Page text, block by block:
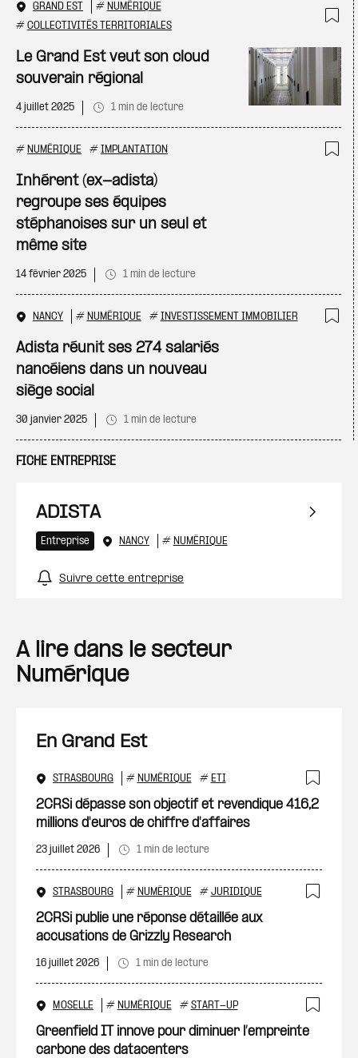
GRAND EST # NUMÉRIQUE
# COLLECTIVITÉS TERRITORIALES
Le Grand Est veut son cloud
souverain régional
4 juillet 2025 1 min de lecture
# NUMÉRIQUE # IMPLANTATION
Inhérent (ex-adista)
regroupe ses équipes
stéphanoises sur un seul et
même site
14 février 2025 1 min de lecture
NANCY # NUMÉRIQUE # INVESTISSEMENT IMMOBILIER
Adista réunit ses 274 salariés
nancéiens dans un nouveau
siège social
30 janvier 2025 1 min de lecture
FICHE ENTREPRISE
ADISTA
Entreprise NANCY # NUMÉRIQUE
Suivre cette entreprise
A lire dans le secteur
Numérique
En Grand Est
STRASBOURG # NUMÉRIQUE # ETI
2CRSi dépasse son objectif et revendique 416,2
millions d'euros de chiffre d'affaires
23 juillet 2026 1 min de lecture
STRASBOURG # NUMÉRIQUE # JURIDIQUE
2CRSi publie une réponse détaillée aux
accusations de Grizzly Research
16 juillet 2026 1 min de lecture
MOSELLE # NUMÉRIQUE # START-UP
Greenfield IT innove pour diminuer l’empreinte
carbone des datacenters